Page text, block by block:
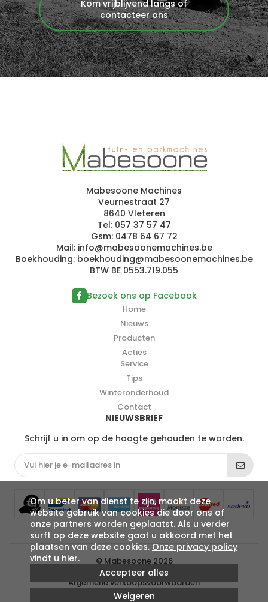
Kom vrijblijvend langs of
contacteer ons
Mabesoone Machines
Veurnestraat 27
8640 Vleteren
Tel: 057 37 57 47
Gsm: 0478 64 67 72
Mail: info@mabesoonemachines.be
Boekhouding: boekhouding@mabesoonemachines.be
BTW BE 0553.719.055
Bezoek ons op Facebook
Home
Nieuws
Producten
Acties
Service
Tips
Winteronderhoud
Contact
NIEUWSBRIEF
Schrijf u in om op de hoogte gehouden te worden.
© Mabesoone 2026
Algemene voorwaarden
Algemene verkoopsvoorwaarden
Privacy
Om u beter van dienst te zijn, maakt deze
website gebruik van cookies die door ons of
onze partners worden geplaatst. Als u verder
surft op deze website gaat u akkoord met het
plaatsen van deze cookies. Onze privacy policy
vindt u hier.
Accepteer alles
Weigeren